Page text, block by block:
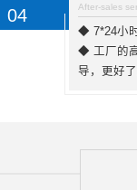
After-sales
◆ 7*24小
◆ 工厂的
导，更好
04